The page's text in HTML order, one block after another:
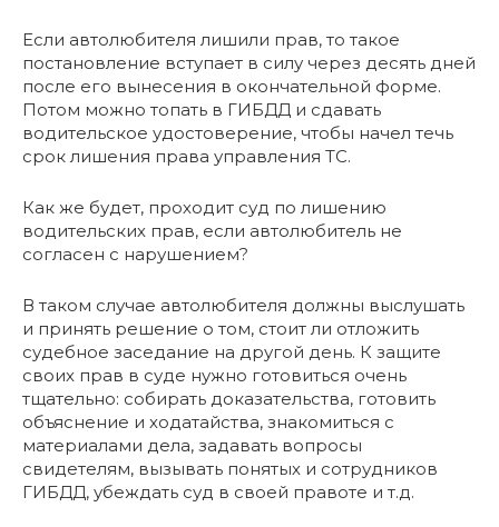
Если автолюбителя лишили прав, то такое
постановление вступает в силу через десять дней
после его вынесения в окончательной форме.
Потом можно топать в ГИБДД и сдавать
водительское удостоверение, чтобы начел течь
срок лишения права управления ТС.
Как же будет, проходит суд по лишению
водительских прав, если автолюбитель не
согласен с нарушением?
В таком случае автолюбителя должны выслушать
и принять решение о том, стоит ли отложить
судебное заседание на другой день. К защите
своих прав в суде нужно готовиться очень
тщательно: собирать доказательства, готовить
объяснение и ходатайства, знакомиться с
материалами дела, задавать вопросы
свидетелям, вызывать понятых и сотрудников
ГИБДД, убеждать суд в своей правоте и т.д.